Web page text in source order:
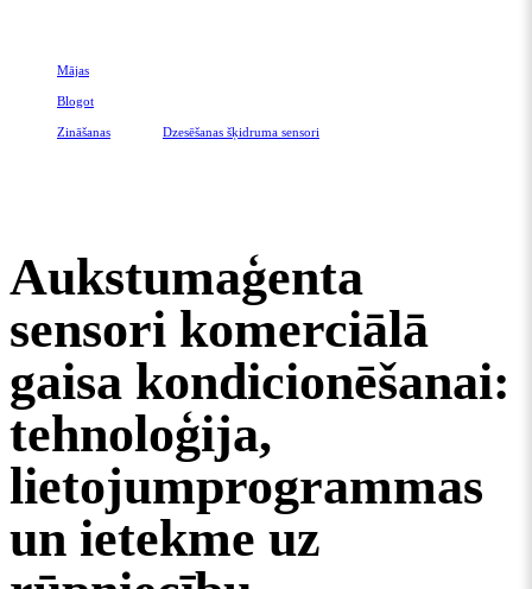
Mājas
Blogot
Zināšanas Dzesēšanas šķidruma sensori
Aukstumaģenta
sensori komerciālā
gaisa kondicionēšanai:
tehnoloģija,
lietojumprogrammas
un ietekme uz